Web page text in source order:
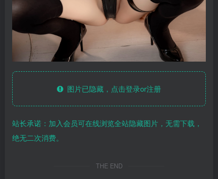
图片已隐藏，点击登录or注册
站长承诺：加入会员可在线浏览全站隐藏图片，无需下载，
绝无二次消费。
THE END